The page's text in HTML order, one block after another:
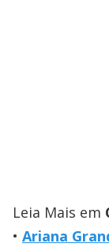
Leia Mais em
Ariana